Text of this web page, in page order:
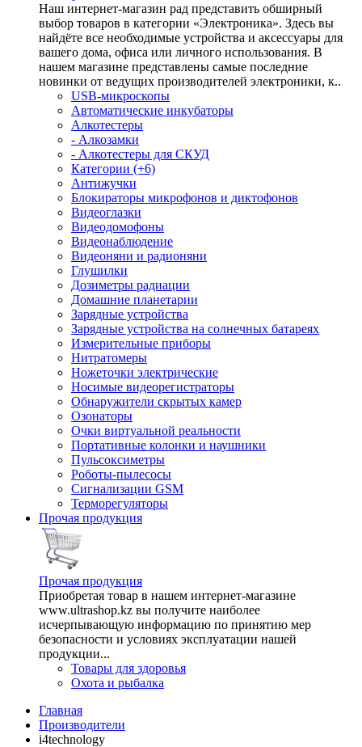
Наш интернет-магазин рад представить обширный
выбор товаров в категории «Электроника». Здесь вы
найдёте все необходимые устройства и аксессуары для
вашего дома, офиса или личного использования. В
нашем магазине представлены самые последние
новинки от ведущих производителей электроники, к..
USB-микроскопы
Автоматические инкубаторы
Алкотестеры
- Алкозамки
- Алкотестеры для СКУД
Категории (+6)
Антижучки
Блокираторы микрофонов и диктофонов
Видеоглазки
Видеодомофоны
Видеонаблюдение
Видеоняни и радионяни
Глушилки
Дозиметры радиации
Домашние планетарии
Зарядные устройства
Зарядные устройства на солнечных батареях
Измерительные приборы
Нитратомеры
Ножеточки электрические
Носимые видеорегистраторы
Обнаружители скрытых камер
Озонаторы
Очки виртуальной реальности
Портативные колонки и наушники
Пульсоксиметры
Роботы-пылесосы
Сигнализации GSM
Терморегуляторы
Прочая продукция
Прочая продукция
Приобретая товар в нашем интернет-магазине
www.ultrashop.kz вы получите наиболее
исчерпывающую информацию по принятию мер
безопасности и условиях эксплуатации нашей
продукции...
Товары для здоровья
Охота и рыбалка
Главная
Производители
i4technology